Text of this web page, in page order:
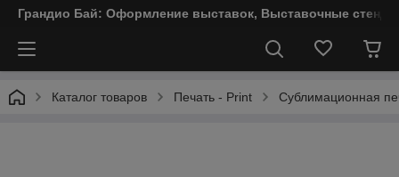
Грандио Бай: Оформление выставок, Выставочные
Каталог товаров Печать - Print Сублимационная